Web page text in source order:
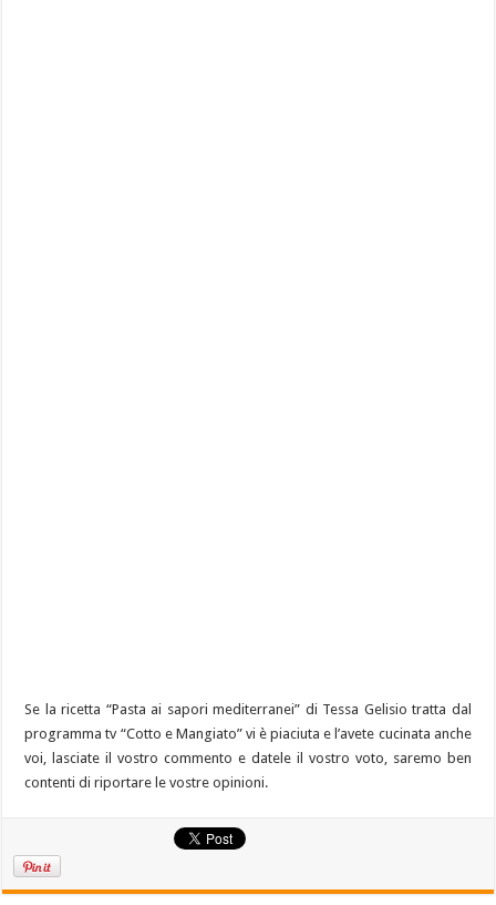
Se la ricetta “Pasta ai sapori mediterranei” di Tessa Gelisio tratta dal
programma tv “Cotto e Mangiato” vi è piaciuta e l’avete cucinata anche
voi, lasciate il vostro commento e datele il vostro voto, saremo ben
contenti di riportare le vostre opinioni.